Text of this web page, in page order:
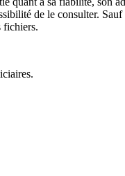
de le consulter.
fichiers.